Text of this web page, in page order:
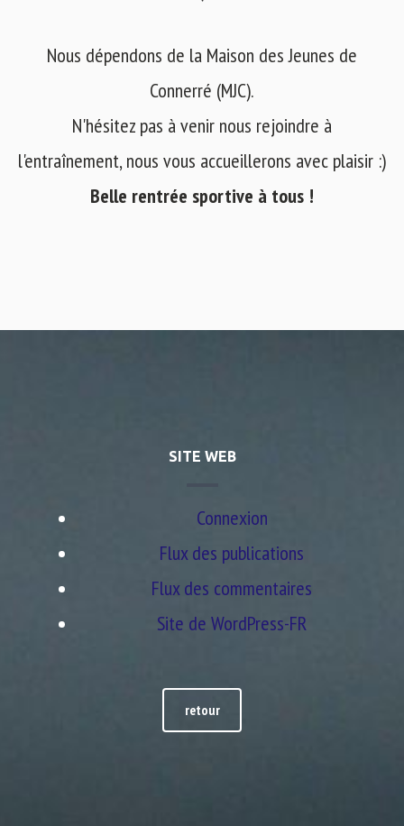
Nous dépendons de la Maison des Jeunes de
Connerré (MJC).
N'hésitez pas à venir nous rejoindre à
l'entraînement, nous vous accueillerons avec plaisir :)
Belle rentrée sportive à tous !
SITE WEB
Connexion
Flux des publications
Flux des commentaires
Site de WordPress-FR
retour